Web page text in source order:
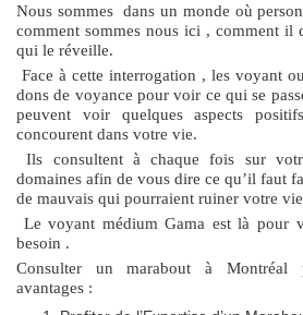
Nous sommes dans un monde où
comment sommes nous ici , comment il
qui le réveille.
Face à cette interrogation , les voyant
dons de voyance pour voir ce qui se
peuvent voir quelques aspects
concourent dans votre vie.
Ils consultent à chaque fois sur
domaines afin de vous dire ce qu’il faut
de mauvais qui pourraient ruiner votre
Le voyant médium Gama est là pour
besoin .
Consulter un marabout à Montréal
avantages :